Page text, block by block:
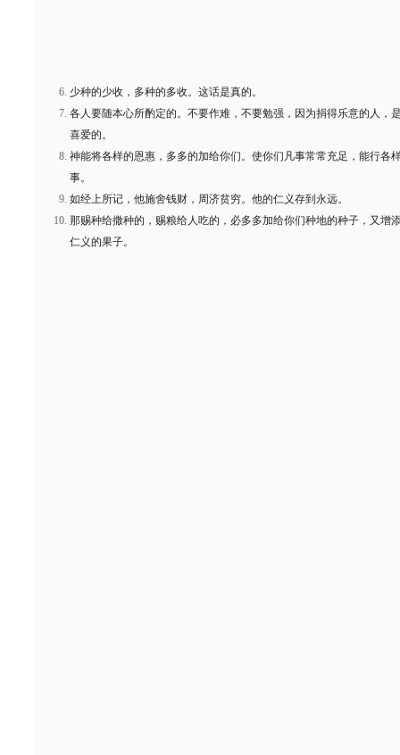
少种的少收，多种的多收。这话是真的。
各人要随本心所酌定的。不要作难，不要勉强，因为捐得乐意的人，
喜爱的。
神能将各样的恩惠，多多的加给你们。使你们凡事常常充足，能行各
事。
如经上所记，他施舍钱财，周济贫穷。他的仁义存到永远。
那赐种给撒种的，赐粮给人吃的，必多多加给你们种地的种子，又增
仁义的果子。